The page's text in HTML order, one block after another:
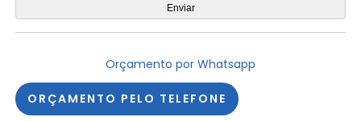
Orçamento por Whatsapp
ORÇAMENTO PELO TELEFONE